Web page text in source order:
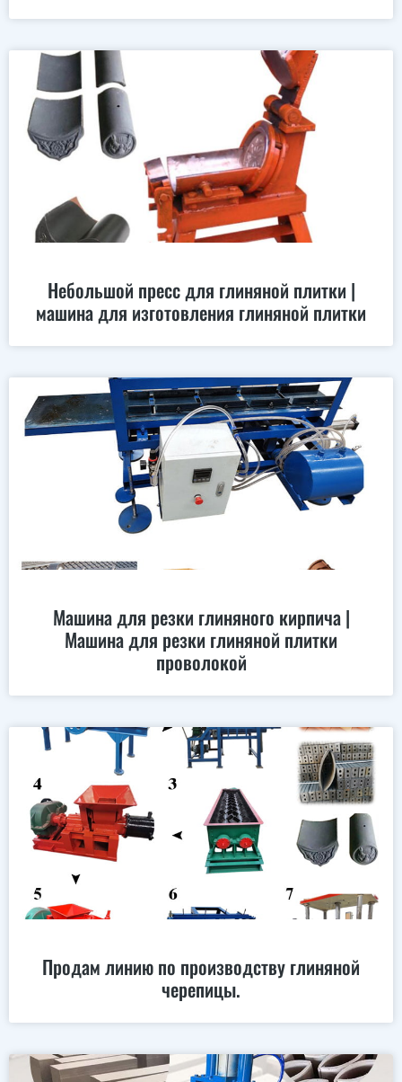
Небольшой пресс для глиняной плитки |
машина для изготовления глиняной плитки
Машина для резки глиняного кирпича |
Машина для резки глиняной плитки
проволокой
Продам линию по производству глиняной
черепицы.